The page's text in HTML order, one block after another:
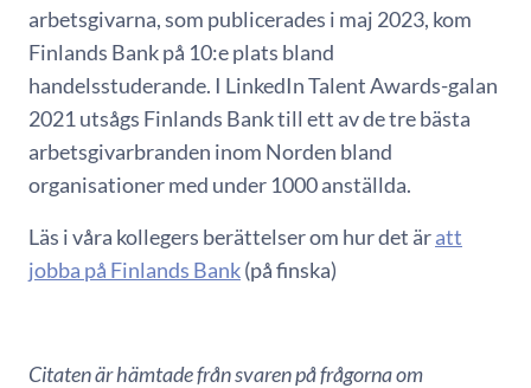
arbetsgivarna, som publicerades i maj 2023, kom
Finlands Bank på 10:e plats bland
handelsstuderande. I LinkedIn Talent Awards-galan
2021 utsågs Finlands Bank till ett av de tre bästa
arbetsgivarbranden inom Norden bland
organisationer med under 1000 anställda.
Läs i våra kollegers berättelser om hur det äratt
jobba på Finlands Bank(på finska)
Citaten är hämtade från svaren på frågorna om